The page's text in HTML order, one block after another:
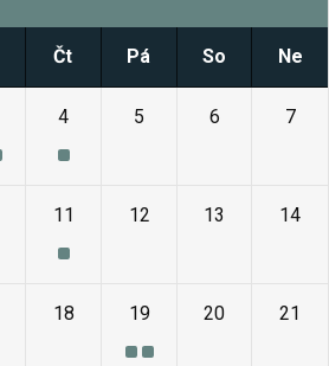
Čt Pá So Ne
4 5 6 7
11 12 13 14
18 19 20 21